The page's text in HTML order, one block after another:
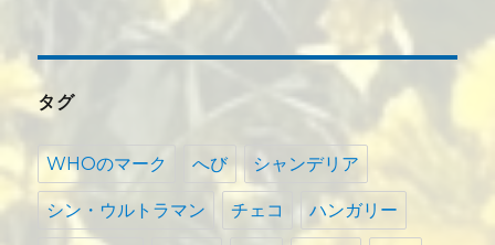
タグ
WHOのマーク へび シャンデリア
シン・ウルトラマン チェコ ハンガリー